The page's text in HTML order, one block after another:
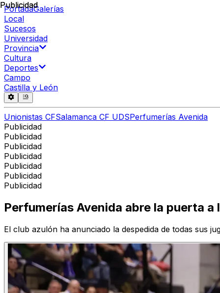
PortadaGalerías
Local
Sucesos
Universidad
Provincia
Cultura
Deportes
Campo
Castilla y León
Unionistas CFSalamanca CF UDSPerfumerías Avenida
Publicidad
Publicidad
Publicidad
Publicidad
Publicidad
Publicidad
Publicidad
Publicidad
Perfumerías Avenida abre la puerta
El club azulón ha anunciado la despedida de todas sus
Publicidad